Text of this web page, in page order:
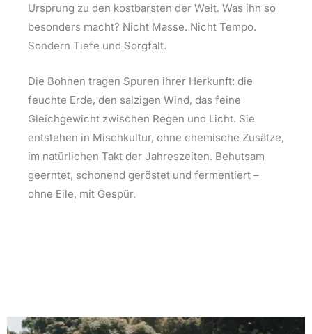
Ursprung zu den kostbarsten der Welt. Was ihn so
besonders macht? Nicht Masse. Nicht Tempo.
Sondern Tiefe und Sorgfalt.
Die Bohnen tragen Spuren ihrer Herkunft: die
feuchte Erde, den salzigen Wind, das feine
Gleichgewicht zwischen Regen und Licht. Sie
entstehen in Mischkultur, ohne chemische Zusätze,
im natürlichen Takt der Jahreszeiten. Behutsam
geerntet, schonend geröstet und fermentiert –
ohne Eile, mit Gespür.